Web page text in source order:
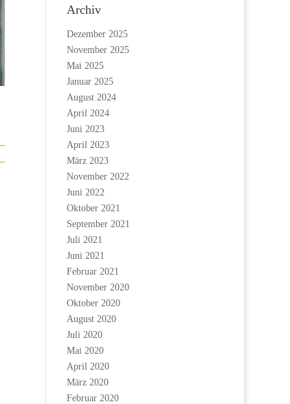
Archiv
Dezember 2025
November 2025
Mai 2025
Januar 2025
August 2024
April 2024
Juni 2023
April 2023
März 2023
November 2022
Juni 2022
Oktober 2021
September 2021
Juli 2021
Juni 2021
Februar 2021
November 2020
Oktober 2020
August 2020
Juli 2020
Mai 2020
April 2020
März 2020
Februar 2020